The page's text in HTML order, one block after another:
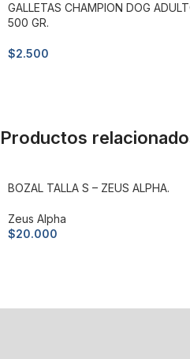
GALLETAS CHAMPION DOG
500 GR.
$2.500
Productos
BOZAL TALLA S – ZEUS ALPHA.
Zeus Alpha
$20.000